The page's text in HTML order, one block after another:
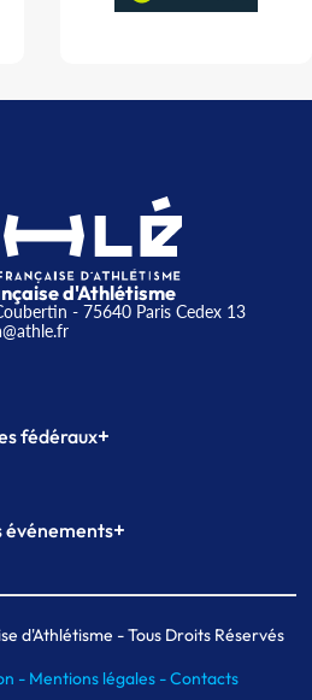
d'Athlétisme
- 75640 Paris Cedex 13
fédéraux+
Formation
événements+
de Paris indoor
Ekiden de Paris
d'Athlétisme - Tous Droits Réservés
- Mentions légales -Contacts